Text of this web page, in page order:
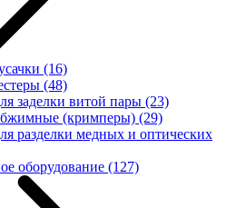
(16)
(48)
заделки витой пары (23)
(кримперы) (29)
разделки медных и оптических
оборудование (127)